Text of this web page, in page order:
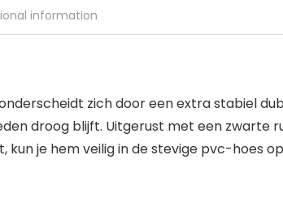
information
zich door een extra stabiel
droog blijft. Uitgerust met een zwarte
kun je hem veilig in de stevige pvc-hoes